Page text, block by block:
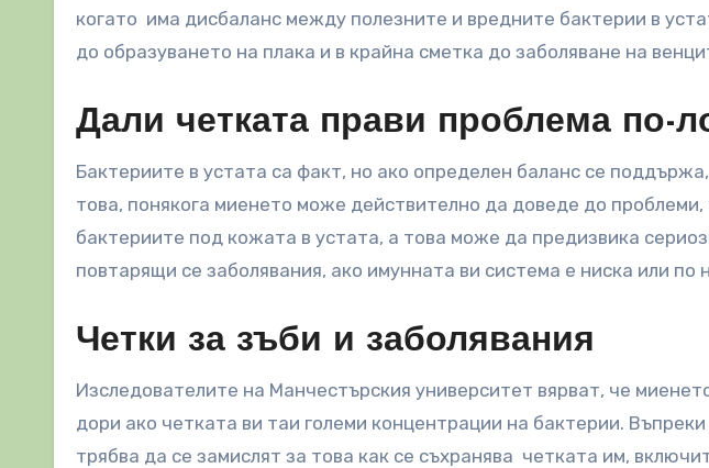
когато има дисбаланс между полезните и вредните бактерии в
до образуването на плака и в крайна сметка до заболяване на
Дали четката прави проблема по-
Бактериите в устата са факт, но ако определен баланс се
това, понякога миенето може действително да доведе до
бактериите под кожата в устата, а това може да предизвика
повтарящи се заболявания, ако имунната ви система е ниска или по
Четки за зъби и заболявания
Изследователите на Манчестърския университет вярват, че
дори ако четката ви таи големи концентрации на бактерии.
трябва да се замислят за това как се съхранява четката им,